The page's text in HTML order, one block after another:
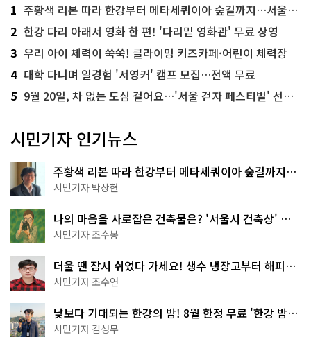
1 주황색 리본 따라 한강부터 메타세쿼이아 숲길까지…서울둘레길 15코스
2 한강 다리 아래서 영화 한 편! '다리밑 영화관' 무료 상영
3 우리 아이 체력이 쑥쑥! 클라이밍 키즈카페·어린이 체력장
4 대학 다니며 일경험 '서영커' 캠프 모집…전액 무료
5 9월 20일, 차 없는 도심 걸어요…'서울 걷자 페스티벌' 선착순 5천명
시민기자 인기뉴스
주황색 리본 따라 한강부터 메타세쿼이아 숲길까지…
서울둘레길 15코스
시민기자 박상현
나의 마음을 사로잡은 건축물은? '서울시 건축상' 수
상작 공개!
시민기자 조수봉
더울 땐 잠시 쉬었다 가세요! 생수 냉장고부터 해피소
·무더위쉼터까지
시민기자 조수연
낮보다 기대되는 한강의 밤! 8월 한정 무료 '한강 밤
핑' 예약은?
시민기자 김성무